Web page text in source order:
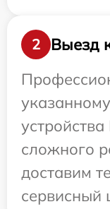
2
Выезд
сложного
доставим
сервисный